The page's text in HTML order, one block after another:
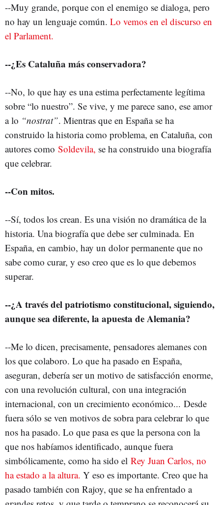
--Muy grande, porque con el enemigo se dialoga, pero
no hay un lenguaje común. Lo vemos en el discurso en
el Parlament.
--¿Es Cataluña más conservadora?
--No, lo que hay es una estima perfectamente legítima
sobre “lo nuestro”. Se vive, y me parece sano, ese amor
a lo “nostrat”. Mientras que en España se ha
construido la historia como problema, en Cataluña, con
autores como Soldevila, se ha construido una biografía
que celebrar.
--Con mitos.
--Sí, todos los crean. Es una visión no dramática de la
historia. Una biografía que debe ser culminada. En
España, en cambio, hay un dolor permanente que no
sabe como curar, y eso creo que es lo que debemos
superar.
--¿A través del patriotismo constitucional, siguiendo,
aunque sea diferente, la apuesta de Alemania?
--Me lo dicen, precisamente, pensadores alemanes con
los que colaboro. Lo que ha pasado en España,
aseguran, debería ser un motivo de satisfacción enorme,
con una revolución cultural, con una integración
internacional, con un crecimiento económico... Desde
fuera sólo se ven motivos de sobra para celebrar lo que
nos ha pasado. Lo que pasa es que la persona con la
que nos habíamos identificado, aunque fuera
simbólicamente, como ha sido el Rey Juan Carlos, no
ha estado a la altura. Y eso es importante. Creo que ha
pasado también con Rajoy, que se ha enfrentado a